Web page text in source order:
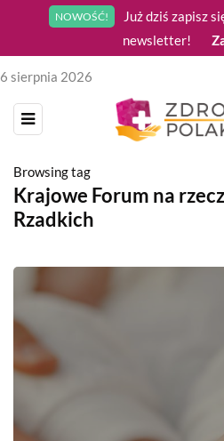
NOWOŚĆ!
Już dziś zapisz
newsletter!
6 sierpnia 2026
Browsing tag
Krajowe Forum na
Rzadkich